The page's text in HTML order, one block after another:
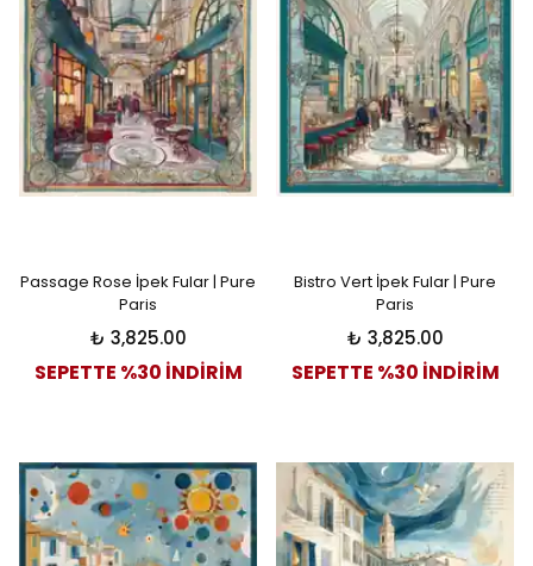
Passage Rose İpek Fular | Pure
Paris
₺ 3,825.00
SEPETTE %30 İNDİRİM
Bistro Vert İpek Fular | Pure
Paris
₺ 3,825.00
SEPETTE %30 İNDİRİM